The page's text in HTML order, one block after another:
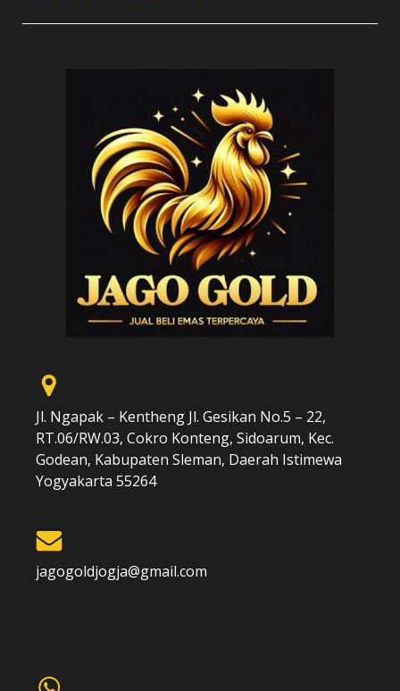
Jl. Ngapak – Kentheng Jl. Gesikan No.5 – 22,
RT.06/RW.03, Cokro Konteng, Sidoarum, Kec.
Godean, Kabupaten Sleman, Daerah Istimewa
Yogyakarta 55264
jagogoldjogja@gmail.com